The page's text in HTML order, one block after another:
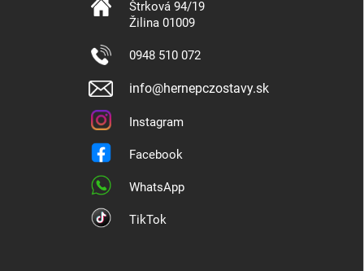
Štrková 94/19
Žilina 01009
0948 510 072
info@hernepczostavy.sk
Instagram
Facebook
WhatsApp
TikTok